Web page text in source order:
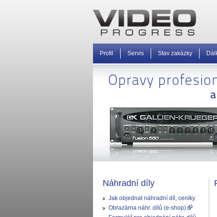
Profil Servis Stav zakázky
Náhradní díly
Jak objednat náhradní díl, ceníky
Obrazárna náhr. dílů (e-shop)